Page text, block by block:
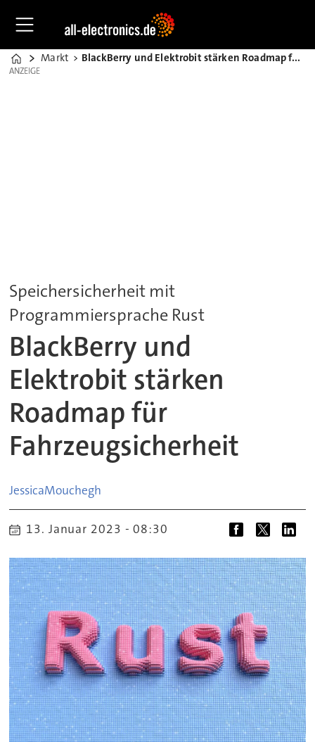
Home
Markt BlackBerry und Elektrobit stärken Roadmap für Fahrzeugsicherheit
ANZEIGE
ANZEIGE
Speichersicherheit mit
Programmiersprache Rust
BlackBerry und
Elektrobit stärken
Roadmap für
Fahrzeugsicherheit
JessicaMouchegh
13. Januar 2023 - 08:30